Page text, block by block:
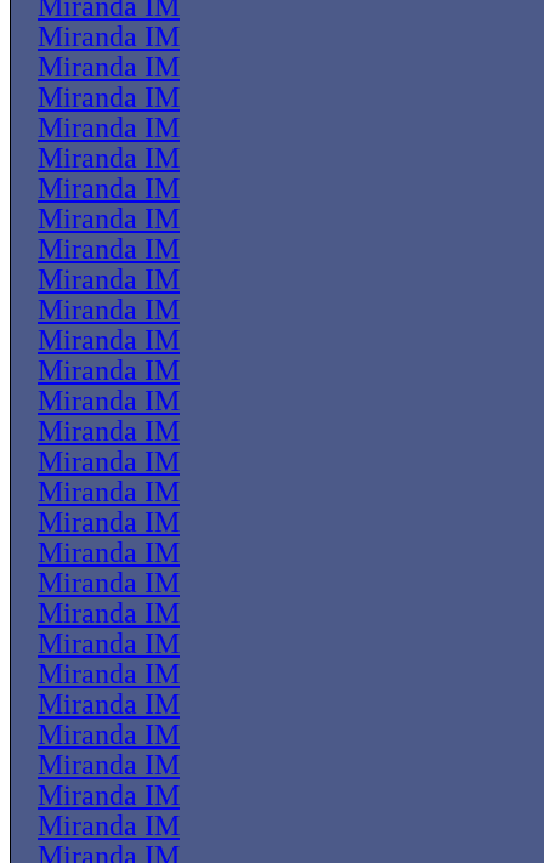
Miranda IM
Miranda IM
Miranda IM
Miranda IM
Miranda IM
Miranda IM
Miranda IM
Miranda IM
Miranda IM
Miranda IM
Miranda IM
Miranda IM
Miranda IM
Miranda IM
Miranda IM
Miranda IM
Miranda IM
Miranda IM
Miranda IM
Miranda IM
Miranda IM
Miranda IM
Miranda IM
Miranda IM
Miranda IM
Miranda IM
Miranda IM
Miranda IM
Miranda IM